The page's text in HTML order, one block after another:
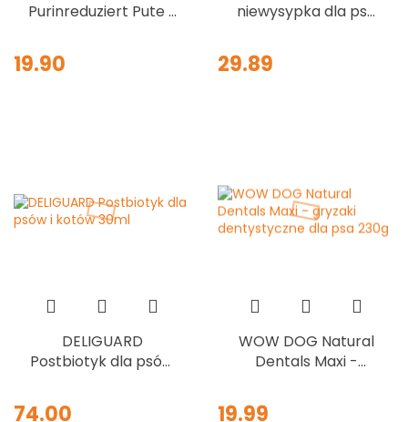
Purinreduziert Pute -
puryn indyk z cukinią
19.90
niewysypka dla psa
29.89
DELIGUARD
Postbiotyk dla psów
74.00
WOW DOG Natural
Dentals Maxi -
dentystyczne dla
19.99